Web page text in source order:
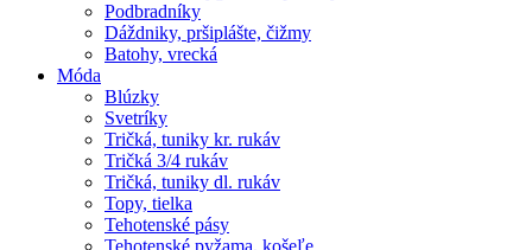
Podbradníky
Dáždniky, pršiplášte, čižmy
Batohy, vrecká
Móda
Blúzky
Svetríky
Tričká, tuniky kr. rukáv
Tričká 3/4 rukáv
Tričká, tuniky dl. rukáv
Topy, tielka
Tehotenské pásy
Tehotenské pyžama, košeľe